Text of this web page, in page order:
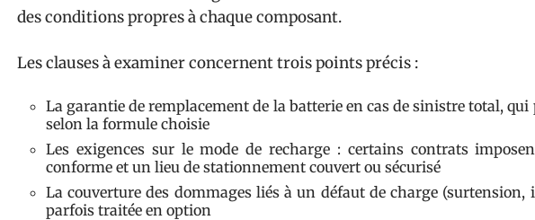
des conditions propres à chaque composant.
Les clauses à examiner concernent trois points précis :
La garantie de remplacement de la batterie en cas de sinistre total, qui
selon la formule choisie
Les exigences sur le mode de recharge : certains contrats
conforme et un lieu de stationnement couvert ou sécurisé
La couverture des dommages liés à un défaut de charge (surtension,
parfois traitée en option